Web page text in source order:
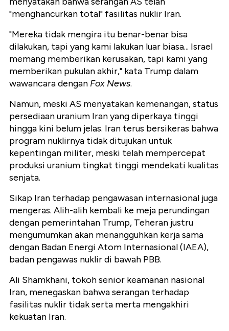
"menghancurkan total" fasilitas nuklir Iran.
"Mereka tidak mengira itu benar-benar bisa
dilakukan, tapi yang kami lakukan luar biasa... Israel
memang memberikan kerusakan, tapi kami yang
memberikan pukulan akhir," kata Trump dalam
wawancara dengan Fox News.
Namun, meski AS menyatakan kemenangan, status
persediaan uranium Iran yang diperkaya tinggi
hingga kini belum jelas. Iran terus bersikeras bahwa
program nuklirnya tidak ditujukan untuk
kepentingan militer, meski telah mempercepat
produksi uranium tingkat tinggi mendekati kualitas
senjata.
Sikap Iran terhadap pengawasan internasional juga
mengeras. Alih-alih kembali ke meja perundingan
dengan pemerintahan Trump, Teheran justru
mengumumkan akan menangguhkan kerja sama
dengan Badan Energi Atom Internasional (IAEA),
badan pengawas nuklir di bawah PBB.
Ali Shamkhani, tokoh senior keamanan nasional
Iran, menegaskan bahwa serangan terhadap
fasilitas nuklir tidak serta merta mengakhiri
kekuatan Iran.